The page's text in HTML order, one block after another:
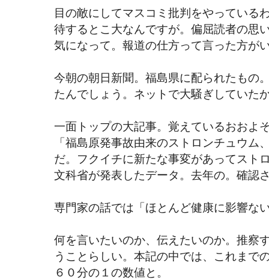
目の敵にしてマスコミ批判をやっている
待するとこ大なんですが。偏屈読者の思
気になって。報道の仕方って言った方が
今朝の朝日新聞。福島県に配られたもの
たんでしょう。ネットで大騒ぎしていた
一面トップの大記事。覚えているおおよ
「福島原発事故由来のストロンチュウ
だ。フクイチに新たな事変があってスト
文科省が発表したデータ。去年の。確認
専門家の話では「ほとんど健康に影響な
何を言いたいのか、伝えたいのか。推察
うことらしい。本記の中では、これまで
６０分の１の数値と。